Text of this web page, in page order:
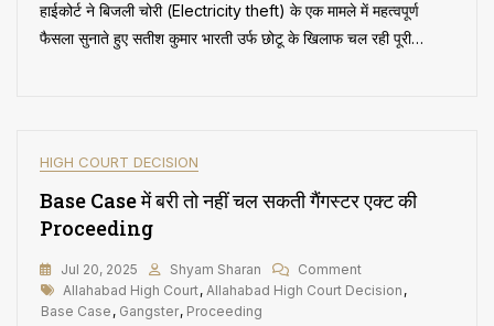
भीतर
Electricity
पर
कार्रवाई
इलाहाबाद
हाईकोर्ट ने बिजली चोरी (Electricity theft) के एक मामले में महत्वपूर्ण
फैसला सुनाते हुए सतीश कुमार भारती उर्फ छोटू के खिलाफ चल रही पूरी…
HIGH COURT DECISION
Base Case में बरी तो नहीं चल सकती गैंगस्टर एक्ट की
Proceeding
Jul 20, 2025 Shyam Sharan CommentOn
Base
Tags
Allahabad High Court, Allahabad High Court Decision ,
Base Case , Gangster, Proceeding